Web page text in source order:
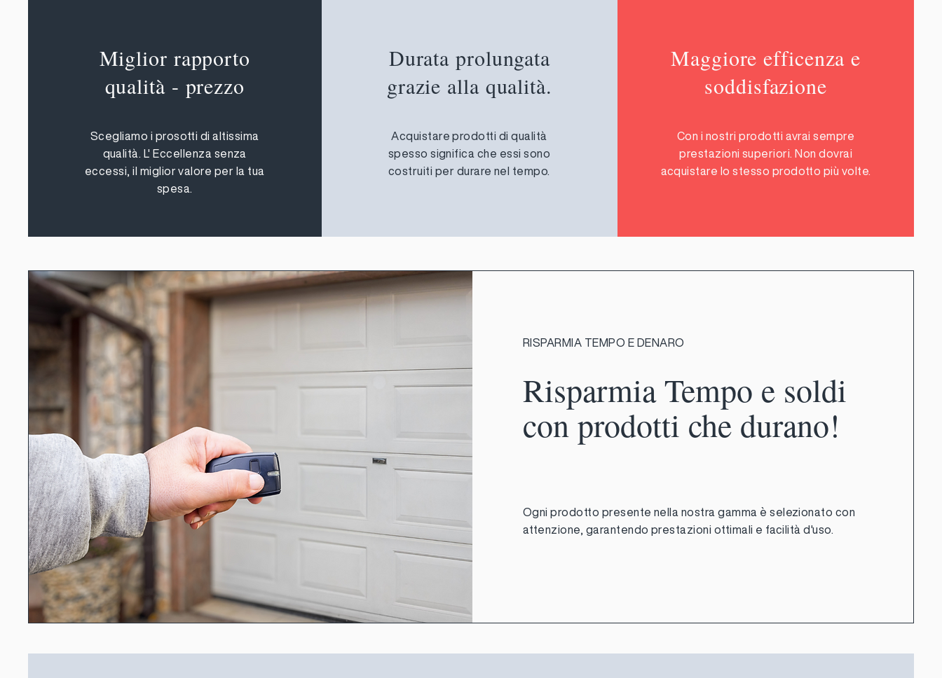
Miglior rapporto
qualità - prezzo
Scegliamo i prosotti di altissima
qualità. L' Eccellenza senza
eccessi, il miglior valore per la tua
spesa.
Durata prolungata
grazie alla qualità.
Acquistare prodotti di qualità
spesso significa che essi sono
costruiti per durare nel tempo.
Maggiore efficenza e
soddisfazione
Con i nostri prodotti avrai sempre
prestazioni superiori. Non dovrai
acquistare lo stesso prodotto più volte.
RISPARMIA TEMPO E DENARO
Risparmia Tempo e soldi
con prodotti che durano!
Ogni prodotto presente nella nostra gamma è selezionato con
attenzione, garantendo prestazioni ottimali e facilità d'uso.